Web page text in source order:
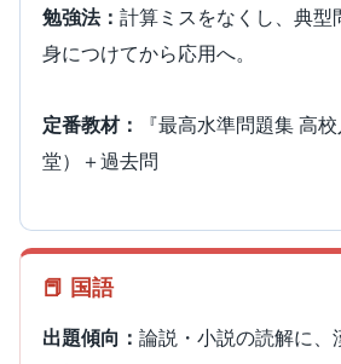
勉強法： 計算ミスをなくし、典型
身につけてから応用へ。
定番教材：
『最高水準問題集 高
堂）＋過去問
📕 国語
出題傾向： 論説・小説の読解に、